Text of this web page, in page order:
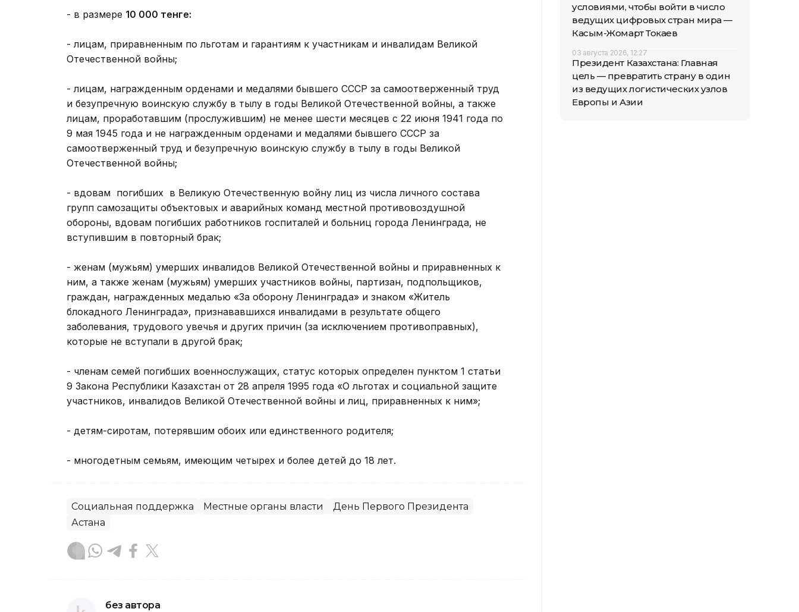
- в размере 10 000 тенге:
- лицам, приравненным по льготам и гарантиям к участникам и инвалидам Великой
Отечественной войны;
- лицам, награжденным орденами и медалями бывшего СССР за самоотверженный труд
и безупречную воинскую службу в тылу в годы Великой Отечественной войны, а также
лицам, проработавшим (прослужившим) не менее шести месяцев с 22 июня 1941 года по
9 мая 1945 года и не награжденным орденами и медалями бывшего СССР за
самоотверженный труд и безупречную воинскую службу в тылу в годы Великой
Отечественной войны;
- вдовам погибших в Великую Отечественную войну лиц из числа личного состава
групп самозащиты объектовых и аварийных команд местной противовоздушной
обороны, вдовам погибших работников госпиталей и больниц города Ленинграда, не
вступившим в повторный брак;
- женам (мужьям) умерших инвалидов Великой Отечественной войны и приравненных к
ним, а также женам (мужьям) умерших участников войны, партизан, подпольщиков,
граждан, награжденных медалью «За оборону Ленинграда» и знаком «Житель
блокадного Ленинграда», признававшихся инвалидами в результате общего
заболевания, трудового увечья и других причин (за исключением противоправных),
которые не вступали в другой брак;
- членам семей погибших военнослужащих, статус которых определен пунктом 1 статьи
9 Закона Республики Казахстан от 28 апреля 1995 года «О льготах и социальной защите
участников, инвалидов Великой Отечественной войны и лиц, приравненных к ним»;
- детям-сиротам, потерявшим обоих или единственного родителя;
- многодетным семьям, имеющим четырех и более детей до 18 лет.
Социальная поддержка Местные органы власти
День Первого Президента
Астана
без автора
условиями, чтобы войти в число
ведущих цифровых стран мира —
Касым-Жомарт Токаев
03 августа 2026, 12:27
Президент Казахстана: Главная
цель — превратить страну в один
из ведущих логистических узлов
Европы и Азии